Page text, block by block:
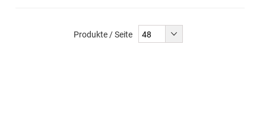
Produkte / Seite